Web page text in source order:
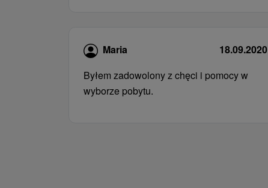
Maria
18.09.2020
Byłem zadowolony z chęci i pomocy w
wyborze pobytu.